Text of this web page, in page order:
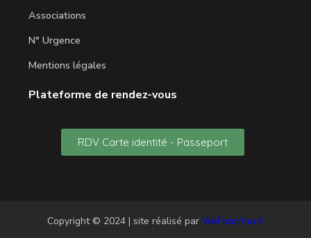
Associations
N° Urgence
Mentions légales
Plateforme de rendez-vous
RDV Carte identité - Passeport
Copyright © 2024 | site réalisé par WeFormYou.fr